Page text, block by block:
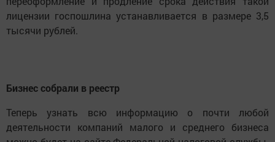
лицензии госпошлина устанавливается в размере 3,5
тысячи рублей.
Бизнес собрали в реестр
Теперь узнать всю информацию о почти любой
деятельности компаний малого и среднего бизнеса